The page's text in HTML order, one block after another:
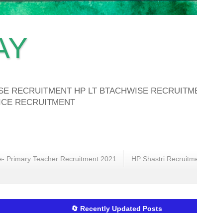
RECRUITMENT HP LT BTACHWISE
RECRUITMENT
Primary Teacher Recruitment 2021 HP Shastri
🔄 Recently Updated Posts